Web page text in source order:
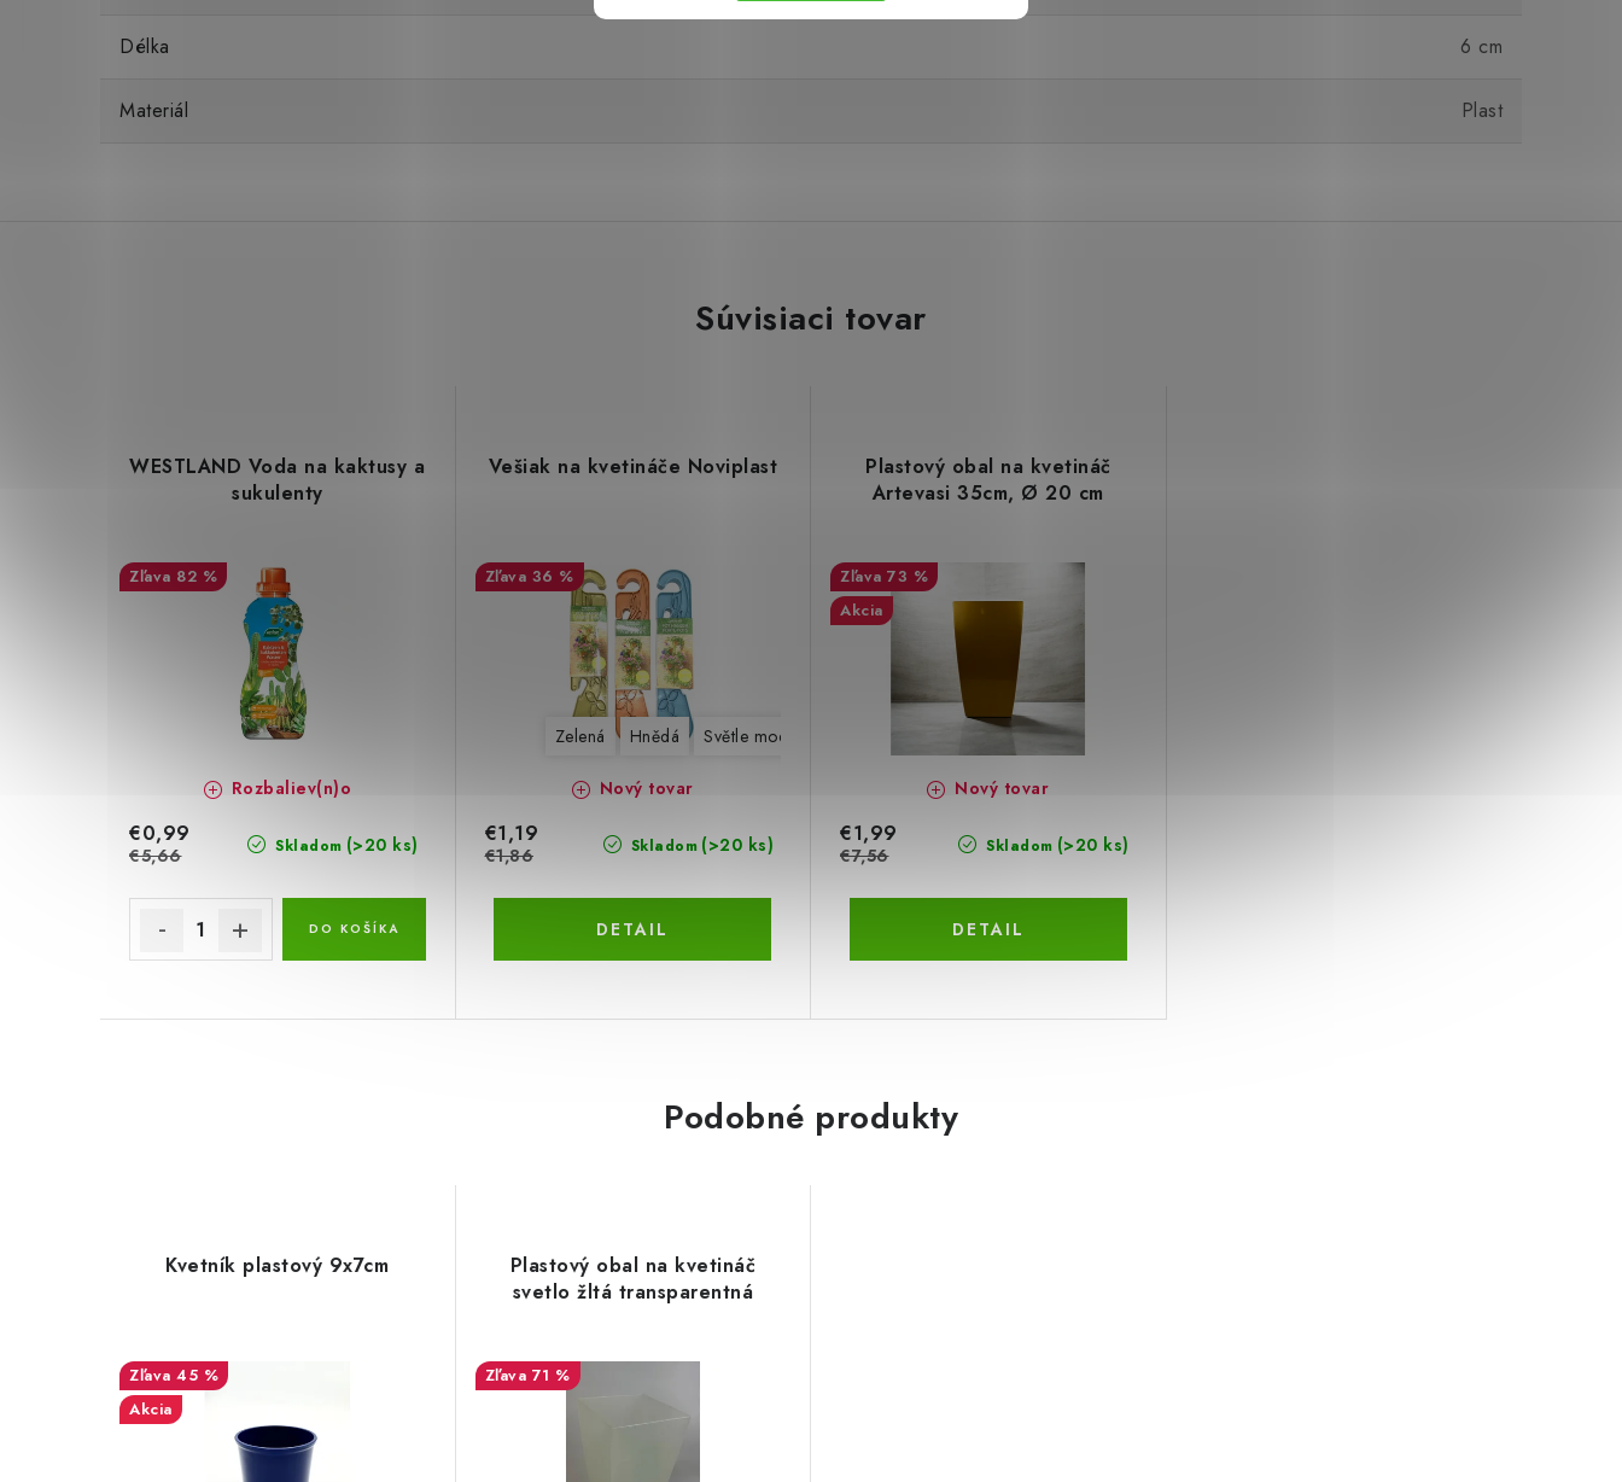
Délka 6 cm
Materiál Plast
Súvisiaci tovar
WESTLAND Voda na kaktusy a
sukulenty
82 %
Rozbaliev(n)o
Skladom (>20 ks)
€0,99
€5,66
DO KOŠÍKA
Vešiak na kvetináče Noviplast
36 %
Zelená Hnědá Světle modrá
Nový tovar
Skladom (>20 ks)
€1,19
€1,86
DETAIL
Plastový obal na kvetináč
Artevasi 35cm, Ø 20 cm
73 %
Akcia
Nový tovar
Skladom (>20 ks)
€1,99
€7,56
DETAIL
Podobné produkty
Kvetník plastový 9x7cm
45 %
Akcia
Plastový obal na kvetináč
svetlo žltá transparentná
71 %